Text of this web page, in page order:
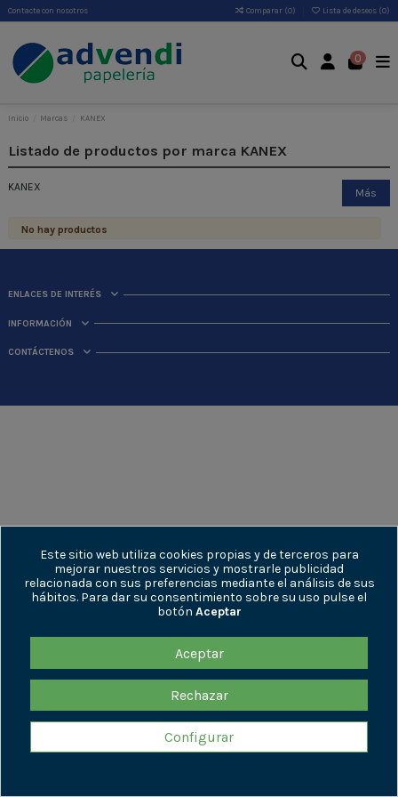
Contacte con nosotros Comparar (0) Lista de deseos (0)
0
Inicio Marcas KANEX
Listado de productos por marca KANEX
KANEX Más
No hay productos
ENLACES DE INTERÉS
INFORMACIÓN
CONTÁCTENOS
Este sitio web utiliza cookies propias y de terceros para
mejorar nuestros servicios y mostrarle publicidad
relacionada con sus preferencias mediante el análisis de sus
hábitos. Para dar su consentimiento sobre su uso pulse el
botón Aceptar
Aceptar
Rechazar
Configurar